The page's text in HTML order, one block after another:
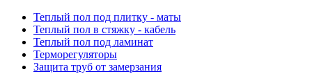
Теплый пол под плитку - маты
Теплый пол в стяжку - кабель
Теплый пол под ламинат
Терморегуляторы
Защита труб от замерзания